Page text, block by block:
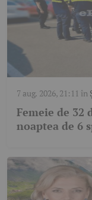
7 aug. 2026, 21:11 în
Femeie de
noaptea de 6